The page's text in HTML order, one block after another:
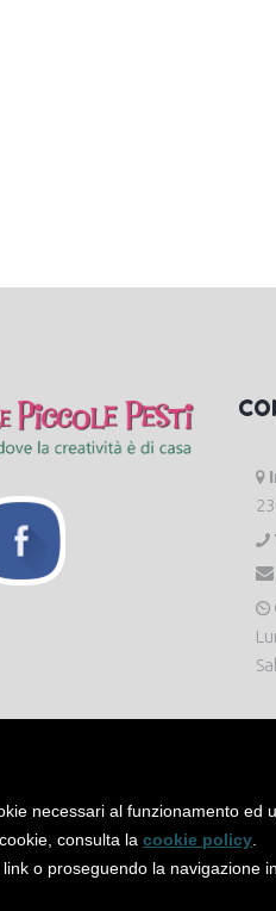
necessari al funzionamento ed
consulta la cookie policy
o proseguendo la navigazione